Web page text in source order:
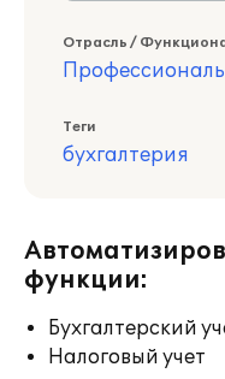
Отрасль /
Теги
бухгалтерия
функции:
Бухгалтерский
Налоговый учет